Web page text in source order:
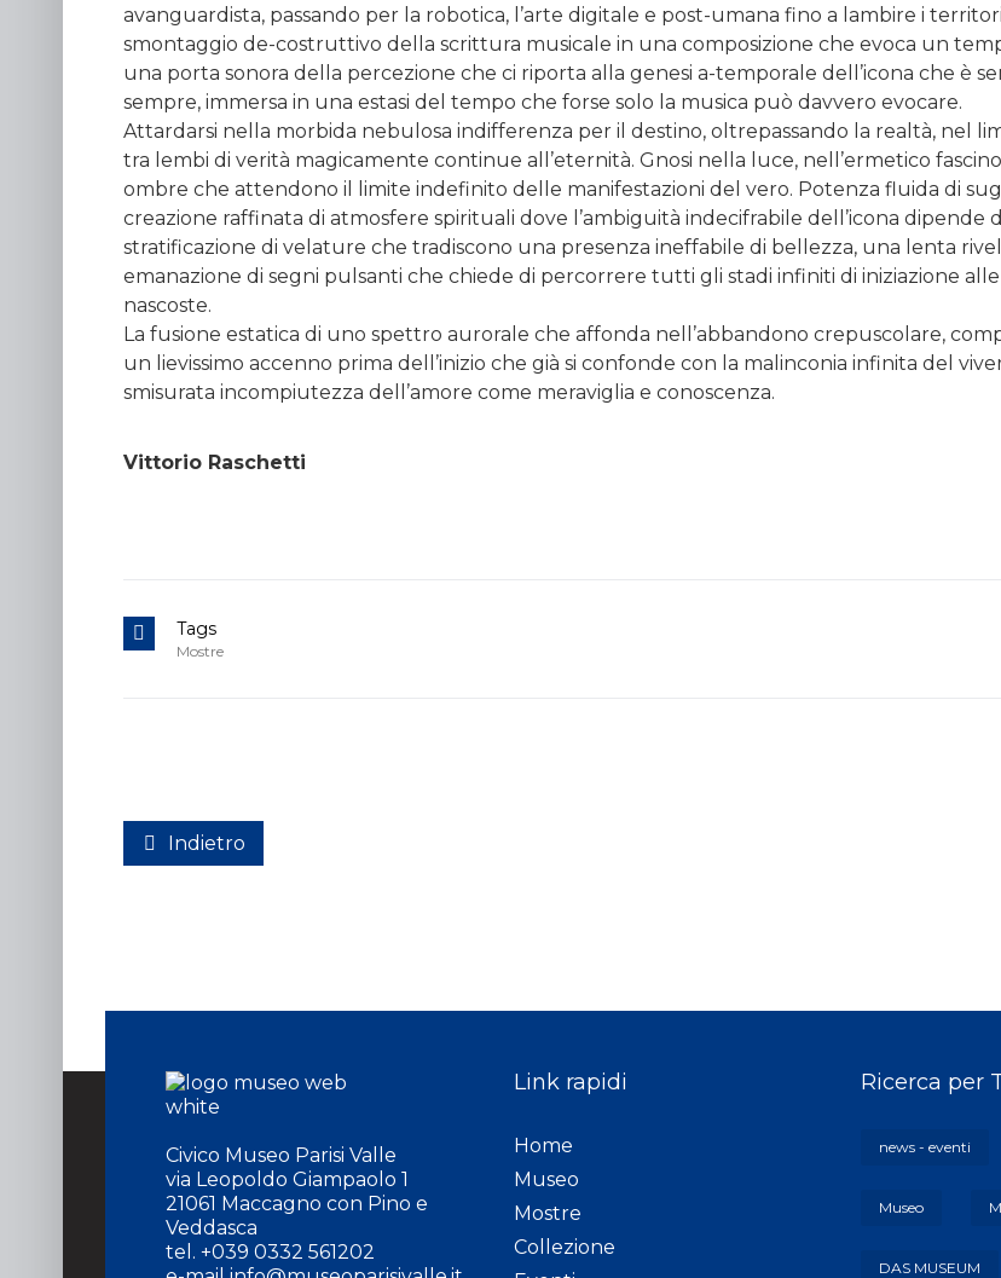
avanguardista, passando per la robotica, l’arte digitale e post-umana fino a lambire i
smontaggio de-costruttivo della scrittura musicale in una composizione che evoca un
una porta sonora della percezione che ci riporta alla genesi a-temporale dell’icona che è
sempre, immersa in una estasi del tempo che forse solo la musica può davvero evocare.
Attardarsi nella morbida nebulosa indifferenza per il destino, oltrepassando la realtà, nel
tra lembi di verità magicamente continue all’eternità. Gnosi nella luce, nell’ermetico
ombre che attendono il limite indefinito delle manifestazioni del vero. Potenza fluida di
creazione raffinata di atmosfere spirituali dove l’ambiguità indecifrabile dell’icona dipende
stratificazione di velature che tradiscono una presenza ineffabile di bellezza, una lenta
emanazione di segni pulsanti che chiede di percorrere tutti gli stadi infiniti di iniziazione
nascoste.
La fusione estatica di uno spettro aurorale che affonda nell’abbandono crepuscolare,
un lievissimo accenno prima dell’inizio che già si confonde con la malinconia infinita del
smisurata incompiutezza dell’amore come meraviglia e conoscenza.
Vittorio Raschetti
Tags
Mostre
Indietro
Civico Museo Parisi Valle
via Leopoldo Giampaolo 1
21061 Maccagno con Pino e
Veddasca
tel. +039 0332 561202
Link rapidi
Home
Museo
Mostre
Collezione
Ricerca per
news - eventi
Museo
DAS MUSEUM